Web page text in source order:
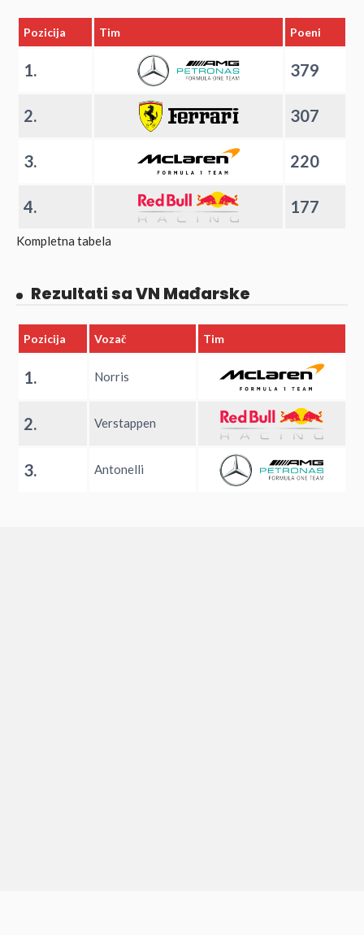
Pozicija Tim Poeni
1. 379
2. 307
3. 220
4. 177
Kompletna tabela
Rezultati sa VN Mađarske
Pozicija Vozač Tim
1. Norris
2. Verstappen
3. Antonelli